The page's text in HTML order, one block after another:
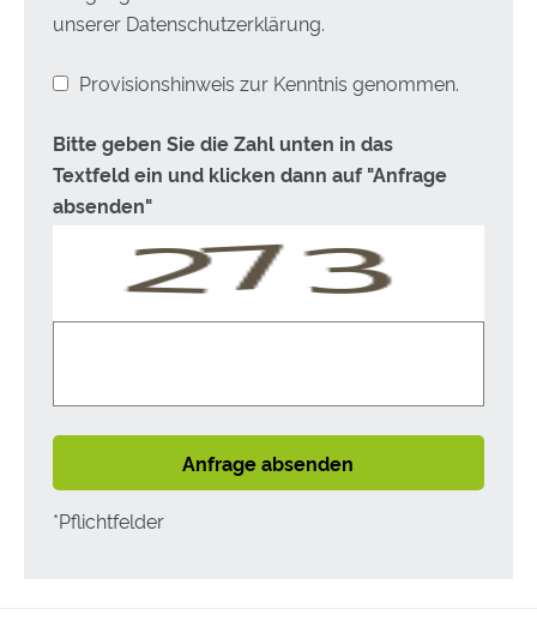
unserer Datenschutzerklärung.
Provisionshinweis zur Kenntnis genommen.
Bitte geben Sie die Zahl unten in das
Textfeld ein und klicken dann auf "Anfrage
absenden"
Anfrage absenden
*Pflichtfelder